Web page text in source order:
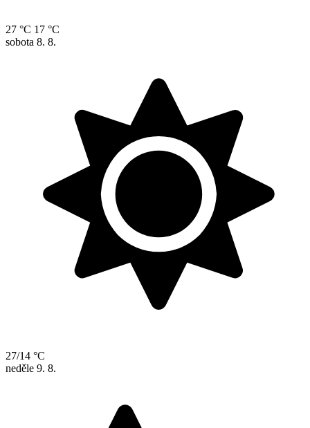
27 °C 17 °C
sobota 8. 8.
27/14 °C
neděle 9. 8.